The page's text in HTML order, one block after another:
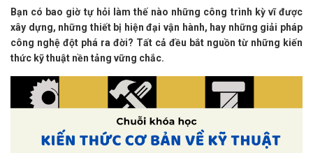
Bạn có bao giờ tự hỏi làm thế nào những công trình kỳ vĩ được
xây dựng, những thiết bị hiện đại vận hành, hay những giải pháp
công nghệ đột phá ra đời? Tất cả đều bắt nguồn từ những kiến
thức kỹ thuật nền tảng vững chắc.